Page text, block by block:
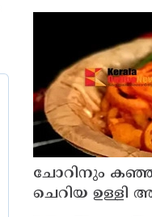
ചോറിനും
ചെറിയ ഉള്ളി